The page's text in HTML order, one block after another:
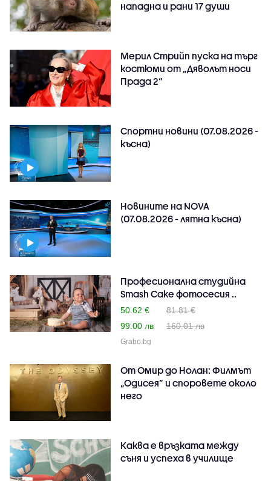
нападна и рани 17 души
Мерил Стрийп пуска на търг
костюми от „Дяволът носи
Прада 2“
Спортни новини (07.08.2026 -
късна)
Новините на NOVA
(07.08.2026 - лятна късна)
Професионална студийна
Smash Cake фотосесия ..
50.62 €
81.81 €
99.00 лв
160.01 лв
Grabo.bg
От Омир до Нолан: Филмът
„Одисея” и споровете около
него
Каква е връзката между
съня и успеха в училище